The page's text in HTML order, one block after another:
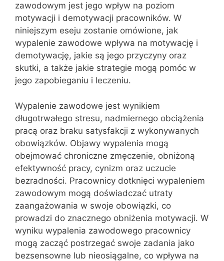
zawodowym jest jego wpływ na poziom
motywacji i demotywacji pracowników. W
niniejszym eseju zostanie omówione, jak
wypalenie zawodowe wpływa na motywację i
demotywację, jakie są jego przyczyny oraz
skutki, a także jakie strategie mogą pomóc w
jego zapobieganiu i leczeniu.
Wypalenie zawodowe jest wynikiem
długotrwałego stresu, nadmiernego obciążenia
pracą oraz braku satysfakcji z wykonywanych
obowiązków. Objawy wypalenia mogą
obejmować chroniczne zmęczenie, obniżoną
efektywność pracy, cynizm oraz uczucie
bezradności. Pracownicy dotknięci wypaleniem
zawodowym mogą doświadczać utraty
zaangażowania w swoje obowiązki, co
prowadzi do znacznego obniżenia motywacji. W
wyniku wypalenia zawodowego pracownicy
mogą zacząć postrzegać swoje zadania jako
bezsensowne lub nieosiągalne, co wpływa na